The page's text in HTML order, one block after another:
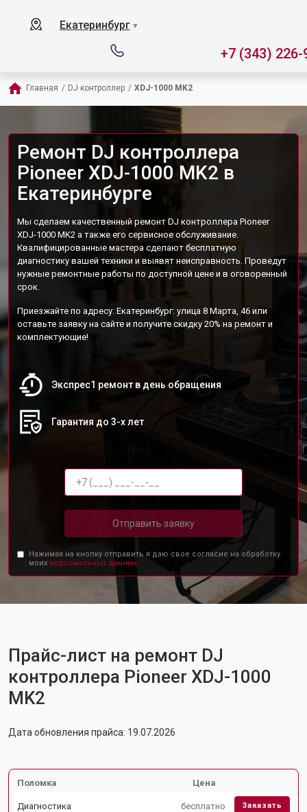
Екатеринбург ▼
+7 (343) 226-
Главная / DJ контроллер / XDJ-1000 MK2
Ремонт DJ контроллера
Pioneer XDJ-1000 MK2 в
Екатеринбурге
Мы сделаем качественный ремонт DJ контроллера Pioneer
XDJ-1000 MK2 а также его сервисное обслуживание.
Квалифицированные мастера сделают бесплатную
диагностику вашей техники и выявят неисправность. Проведут
нужные ремонтные работы по доступной цене и в оговоренный
срок.
Приезжайте по адресу: Екатеринбург: улица 8 Марта, 46 или
оставьте заявку на сайте и получите скидку 20% на ремонт и
комплектующие!
Экспрес1 ремонт в день обращения
Гарантия до 3-х лет
Отправить заявку
Нажимая на кнопку отправить я даю свое согласие на обработку
моих персональных данных.
Прайс-лист на ремонт DJ
контроллера Pioneer XDJ-1000
MK2
Дата обновления прайса: 19.07.2026
Поломка Цена
Диагностика бесплатно Заказать